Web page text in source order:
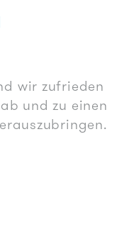
wir zufrieden
und zu einen